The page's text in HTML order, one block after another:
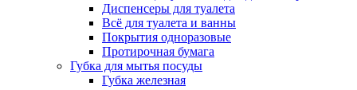
Диспенсеры для туалета
Всё для туалета и ванны
Покрытия одноразовые
Протирочная бумага
Губка для мытья посуды
Губка железная